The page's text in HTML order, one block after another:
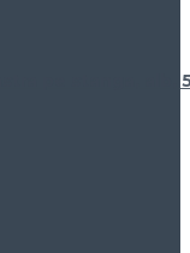
pe stanga, alb,